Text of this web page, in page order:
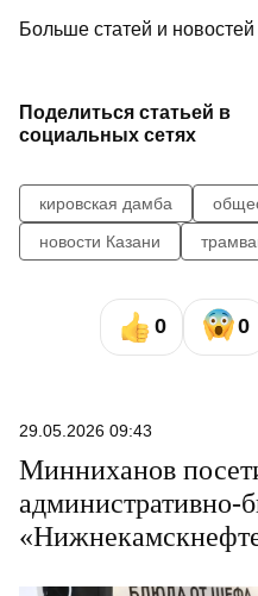
Больше статей и новостей
Поделиться статьей в
социальных сетях
кировская дамба
новости Казани
0 0
29.05.2026 09:43
Минниханов
административно-